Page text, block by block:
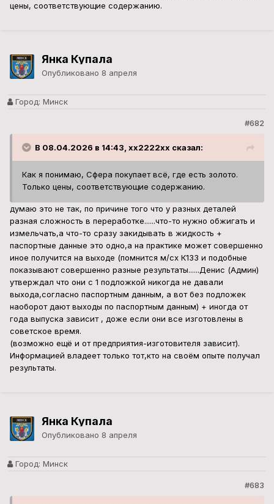
цены, соответствующие содержанию.
Янка Купала
Опубликовано 8 апреля
Город: Минск
#682
В 08.04.2026 в 14:43, xx2222xx сказал:
Как я понимаю, Сфера покупает всё, где есть золото.
Только цены, соответствующие содержанию.
думаю это не так, по причине того что у разных деталей
разная сложность в переработке......что-то нужно обжигать и
измельчать,а что-то сразу закидывать в жидкость +
паспортные данные это одно,а на практике может совершенно
иное получится на выходе (помнится м/сх К133 и подобные
показывают совершенно разные результаты......Денис (Админ)
утверждал что они с 1 подложкой никогда не давали
выхода,согласно паспортным данным, а вот без подложек
наоборот дают выходы по паспортным данным) + иногда от
года выпуска зависит , доже если они все изготовлены в
советское время.
(возможно ещё и от предприятия-изготовителя зависит).
Информацией владеет только тот,кто на своём опыте получал
результаты.
Янка Купала
Опубликовано 8 апреля
Город: Минск
#683